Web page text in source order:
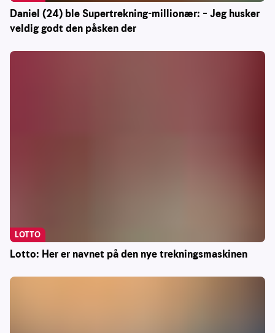
Daniel (24) ble Supertrekning-millionær: – Jeg husker
veldig godt den påsken der
Lotto: Her er navnet på den nye trekningsmaskinen
LOTTO